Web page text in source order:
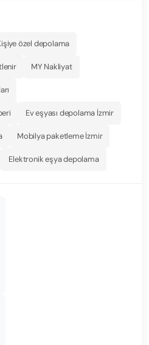
özel depolama
MY Nakliyat
Ev eşyası depolama İzmir
Mobilya paketleme İzmir
Elektronik eşya depolama